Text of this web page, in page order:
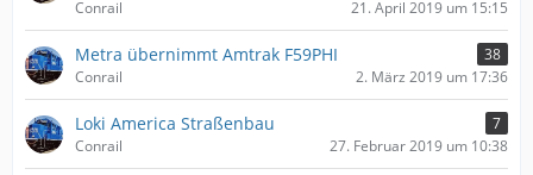
Conrail 21. April 2019 um 15:15
Metra übernimmt Amtrak F59PHI
38
Conrail
2. März 2019 um 17:36
Loki America Straßenbau
7
Conrail
27. Februar 2019 um 10:38